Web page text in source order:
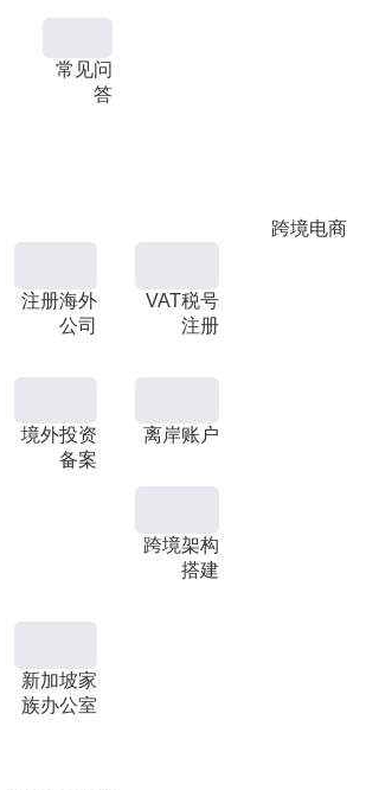
常见问
答
跨境电商
注册海外
公司
VAT税号
注册
境外投资
备案
离岸账户
跨境架构
搭建
新加坡家
族办公室